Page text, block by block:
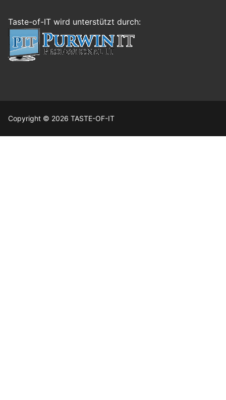
Taste-of-IT wird unterstützt durch:
Copyright © 2026 TASTE-OF-IT